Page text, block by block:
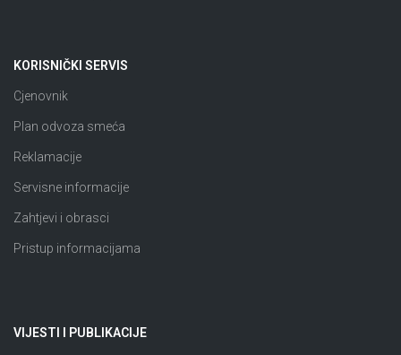
KORISNIČKI SERVIS
Cjenovnik
Plan odvoza smeća
Reklamacije
Servisne informacije
Zahtjevi i obrasci
Pristup informacijama
VIJESTI I PUBLIKACIJE